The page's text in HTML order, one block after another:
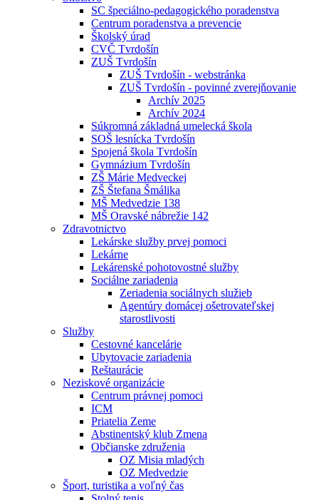
SC špeciálno-pedagogického poradenstva
Centrum poradenstva a prevencie
Školský úrad
CVČ Tvrdošín
ZUŠ Tvrdošín
ZUŠ Tvrdošín - webstránka
ZUŠ Tvrdošín - povinné zverejňovanie
Archív 2025
Archív 2024
Súkromná základná umelecká škola
SOŠ lesnícka Tvrdošín
Spojená škola Tvrdošín
Gymnázium Tvrdošín
ZŠ Márie Medveckej
ZŠ Štefana Šmálika
MŠ Medvedzie 138
MŠ Oravské nábrežie 142
Zdravotnictvo
Lekárske služby prvej pomoci
Lekárne
Lekárenské pohotovostné služby
Sociálne zariadenia
Zeriadenia sociálnych služieb
Agentúry domácej ošetrovateľskej
starostlivosti
Služby
Cestovné kancelárie
Ubytovacie zariadenia
Reštaurácie
Neziskové organizácie
Centrum právnej pomoci
ICM
Priatelia Zeme
Abstinentský klub Zmena
Občianske združenia
OZ Misia mladých
OZ Medvedzie
Šport, turistika a voľný čas